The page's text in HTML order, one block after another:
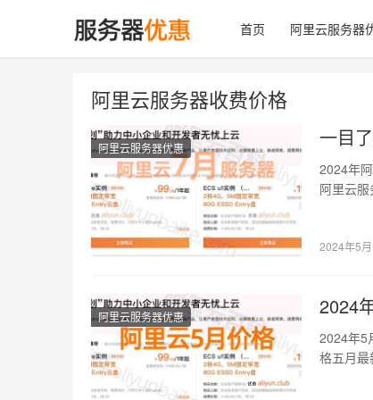
首页 阿里云服务器
阿里云服务器收费价格
阿里云服务器优惠 一目
2024年
阿里云
2024年5
阿里云服务器优惠 2024
2024年5
格五月